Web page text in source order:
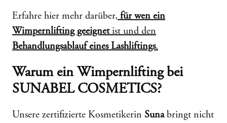
Erfahre hier mehr darüber,für wen ein
Wimpernlifting geeignetist und den
Behandlungsablauf eines Lashliftings.
Warum ein Wimpernlifting bei
SUNABEL COSMETICS?
Unsere zertifizierte Kosmetikerin Sunabringt nicht